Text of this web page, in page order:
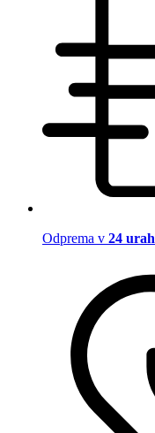
Odprema v 24 urah